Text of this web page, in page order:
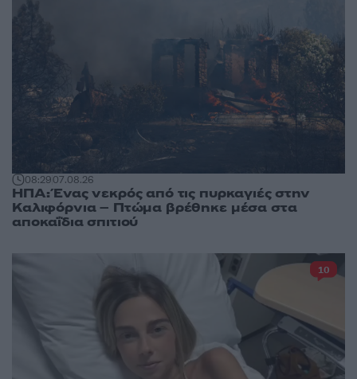
08:2907.08.26
ΗΠΑ: Ένας νεκρός από τις πυρκαγιές στην
Καλιφόρνια – Πτώμα βρέθηκε μέσα στα
αποκαΐδια σπιτιού
10